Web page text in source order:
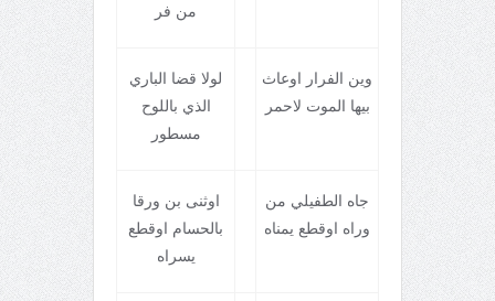
من فر
وين الفرار اوعاث
بيها الموت لاحمر
لولا قضا الباري
الذي باللوح
مسطور
جاه الطفيلي من
وراه اوقطع يمناه
اوثنی بن ورقا
بالحسام اوقطع
يسراه